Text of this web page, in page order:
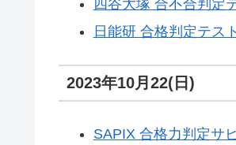
四谷大塚 合不合判定
日能研 合格判定テスト
2023年10月22(日)
SAPIX 合格力判定サ